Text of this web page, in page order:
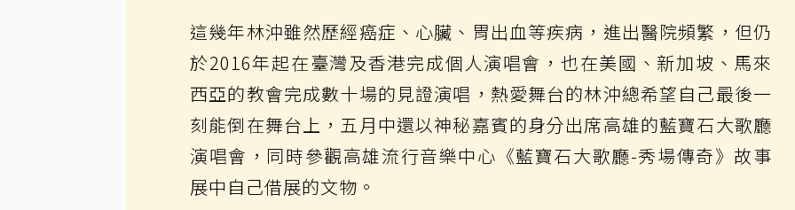
這幾年林沖雖然歷經癌症、心臟、胃出血等疾病，進出醫院頻繁，但仍
於2016年起在臺灣及香港完成個人演唱會，也在美國、新加坡、馬來
西亞的教會完成數十場的見證演唱，熱愛舞台的林沖總希望自己最後一
刻能倒在舞台上，五月中還以神秘嘉賓的身分出席高雄的藍寶石大歌廳
演唱會，同時參觀高雄流行音樂中心《藍寶石大歌廳-秀場傳奇》故事
展中自己借展的文物。